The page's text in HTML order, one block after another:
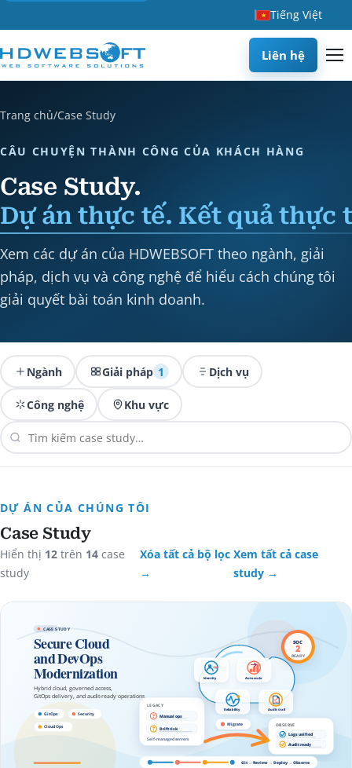
Tiếng Việt
Liên hệ
Trang chủ/Case Study
CÂU CHUYỆN THÀNH CÔNG CỦA KHÁCH HÀNG
Case Study.
Dự án thực tế. Kết quả thực
Xem các dự án của HDWEBSOFT theo ngành, giải
pháp, dịch vụ và công nghệ để hiểu cách chúng tôi
giải quyết bài toán kinh doanh.
Ngành Giải pháp 1 Dịch vụ
Công nghệ Khu vực
DỰ ÁN CỦA CHÚNG TÔI
Case Study
Hiển thị 12 trên 14 case
study
Xóa tất cả bộ lọc
→
Xem tất cả case
study →